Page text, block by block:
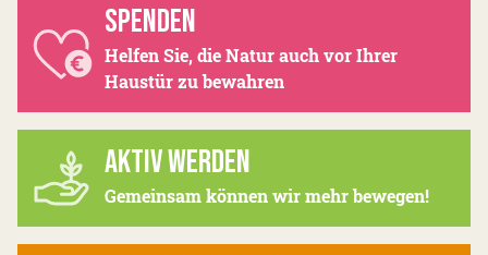
SPENDEN
Helfen Sie, die Natur auch vor Ihrer
Haustür zu bewahren
AKTIV WERDEN
Gemeinsam können wir mehr bewegen!